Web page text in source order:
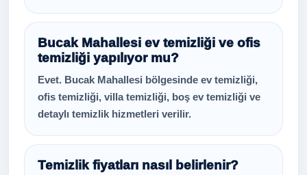
Bucak Mahallesi ev temizliği ve ofis
temizliği yapılıyor mu?
Evet. Bucak Mahallesi bölgesinde ev temizliği,
ofis temizliği, villa temizliği, boş ev temizliği ve
detaylı temizlik hizmetleri verilir.
Temizlik fiyatları nasıl belirlenir?